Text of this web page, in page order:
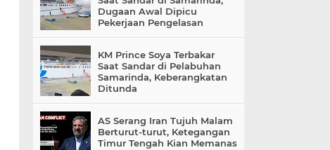
Dugaan Awal Dipicu
Pekerjaan Pengelasan
KM Prince Soya Terbakar
Saat Sandar di Pelabuhan
Samarinda, Keberangkatan
Ditunda
AS Serang Iran Tujuh Malam
Berturut-turut, Ketegangan
Timur Tengah Kian Memanas